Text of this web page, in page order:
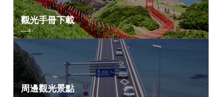
觀光手冊下載
周邊觀光景點